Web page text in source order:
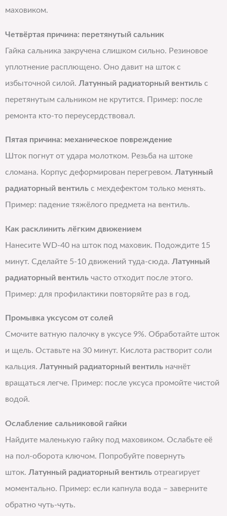
маховиком.
Четвёртая причина: перетянутый сальник
Гайка сальника закручена слишком сильно. Резиновое
уплотнение расплющено. Оно давит на шток с
избыточной силой. Латунный радиаторный вентиль с
перетянутым сальником не крутится. Пример: после
ремонта кто-то переусердствовал.
Пятая причина: механическое повреждение
Шток погнут от удара молотком. Резьба на штоке
сломана. Корпус деформирован перегревом. Латунный
радиаторный вентиль с мехдефектом только менять.
Пример: падение тяжёлого предмета на вентиль.
Как расклинить лёгким движением
Нанесите WD-40 на шток под маховик. Подождите 15
минут. Сделайте 5-10 движений туда-сюда. Латунный
радиаторный вентиль часто отходит после этого.
Пример: для профилактики повторяйте раз в год.
Промывка уксусом от солей
Смочите ватную палочку в уксусе 9%. Обработайте шток
и щель. Оставьте на 30 минут. Кислота растворит соли
кальция. Латунный радиаторный вентиль начнёт
вращаться легче. Пример: после уксуса промойте чистой
водой.
Ослабление сальниковой гайки
Найдите маленькую гайку под маховиком. Ослабьте её
на пол-оборота ключом. Попробуйте повернуть
шток. Латунный радиаторный вентиль отреагирует
моментально. Пример: если капнула вода – заверните
обратно чуть-чуть.